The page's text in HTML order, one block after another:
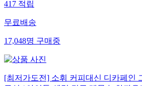
417적립
무료배송
17,048명구매중
[최저가도전] 소휘 커피대신 디카페인